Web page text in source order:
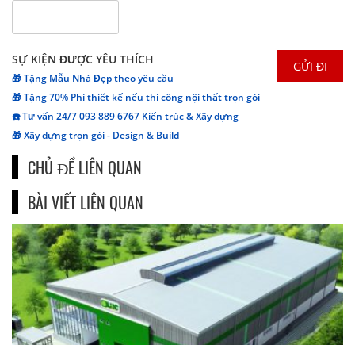
SỰ KIỆN ĐƯỢC YÊU THÍCH
🎁 Tặng Mẫu Nhà Đẹp theo yêu cầu
🎁 Tặng 70% Phí thiết kế nếu thi công nội thất trọn gói
☎️ Tư vấn 24/7 093 889 6767 Kiến trúc & Xây dựng
🎁 Xây dựng trọn gói - Design & Build
CHỦ ĐỀ LIÊN QUAN
BÀI VIẾT LIÊN QUAN